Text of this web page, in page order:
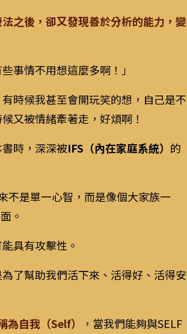
之後，卻又發現善於分析的能力，變
事情不用想這麼多啊！」
時候我甚至會開玩笑的想，自己是不
又被情緒牽著走，好煩啊！
時，深深被IFS（內在家庭系統） 的
不是單一心智，而是像個大家族一
。
具有攻擊性。
了幫助我們活下來、活得好、活得安
自我（Self）
，當我們能夠與SELF